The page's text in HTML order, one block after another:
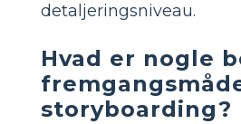
detaljeringsniveau.
Hvad er nogle
storyboarding?